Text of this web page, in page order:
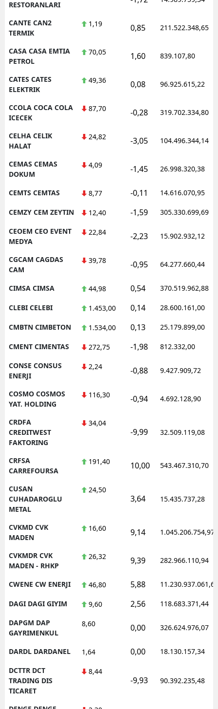
RESTORANLARI
CANTE CAN2
TERMIK
1,19 0,85 211.522.348,65
CASA CASA EMTIA
PETROL
70,05 1,60 839.107,80
CATES CATES
ELEKTRIK
49,36 0,08 96.925.615,22
CCOLA COCA COLA
ICECEK
87,70 -0,28 319.702.334,80
CELHA CELIK
HALAT
24,82 -3,05 104.496.344,14
CEMAS CEMAS
DOKUM
4,09 -1,45 26.998.320,38
CEMTS CEMTAS 8,77 -0,11 14.616.070,95
CEMZY CEM ZEYTIN 12,40 -1,59 305.330.699,69
CEOEM CEO EVENT
MEDYA
22,84 -2,23 15.902.932,12
CGCAM CAGDAS
CAM
39,78 -0,95 64.277.660,44
CIMSA CIMSA 44,98 0,54 370.519.962,88
CLEBI CELEBI 1.453,00 0,14 28.600.161,00
CMBTN CIMBETON 1.534,00 0,13 25.179.899,00
CMENT CIMENTAS 272,75 -1,98 812.332,00
CONSE CONSUS
ENERJI
2,24 -0,88 9.427.909,72
COSMO COSMOS
YAT. HOLDING
116,30 -0,94 4.692.128,90
CRDFA
CREDITWEST
FAKTORING
34,04
-9,99 32.509.119,08
CRFSA
CARREFOURSA
191,40 10,00 543.467.310,70
CUSAN
CUHADAROGLU
METAL
24,50
3,64 15.435.737,28
CVKMD CVK
MADEN
16,60 9,14 1.045.206.754,97
CVKMDR CVK
MADEN - RHKP
26,32 9,39 282.966.110,94
CWENE CW ENERJI 46,80 5,88 11.230.937.061,62
DAGI DAGI GIYIM 9,60 2,56 118.683.371,44
DAPGM DAP
GAYRIMENKUL
8,60 0,00 326.624.976,07
DARDL DARDANEL 1,64 0,00 18.130.157,34
DCTTR DCT
TRADING DIS
TICARET
8,44
-9,93 90.392.235,48